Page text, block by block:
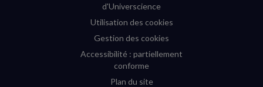
d'Universcience
Utilisation des cookies
Gestion des cookies
Accessibilité : partiellement
conforme
Plan du site